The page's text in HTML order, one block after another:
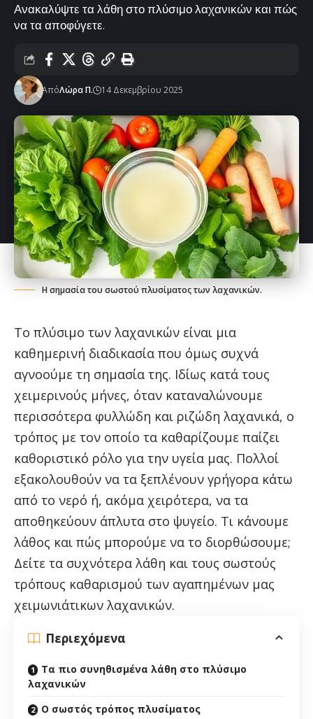
Ανακαλύψτε τα λάθη στο πλύσιμο λαχανικών και πώς
να τα αποφύγετε.
ΑπόΛώρα Π. 14 Δεκεμβρίου 2025
Η σημασία του σωστού πλυσίματος των λαχανικών.
Το πλύσιμο των λαχανικών είναι μια
καθημερινή διαδικασία που όμως συχνά
αγνοούμε τη σημασία της. Ιδίως κατά τους
χειμερινούς μήνες, όταν καταναλώνουμε
περισσότερα φυλλώδη και ριζώδη λαχανικά, ο
τρόπος με τον οποίο τα καθαρίζουμε παίζει
καθοριστικό ρόλο για την υγεία μας. Πολλοί
εξακολουθούν να τα ξεπλένουν γρήγορα κάτω
από το νερό ή, ακόμα χειρότερα, να τα
αποθηκεύουν άπλυτα στο ψυγείο. Τι κάνουμε
λάθος και πώς μπορούμε να το διορθώσουμε;
Δείτε τα συχνότερα λάθη και τους σωστούς
τρόπους καθαρισμού των αγαπημένων μας
χειμωνιάτικων λαχανικών.
Περιεχόμενα
Τα πιο συνηθισμένα λάθη στο πλύσιμο
λαχανικών
Ο σωστός τρόπος πλυσίματος